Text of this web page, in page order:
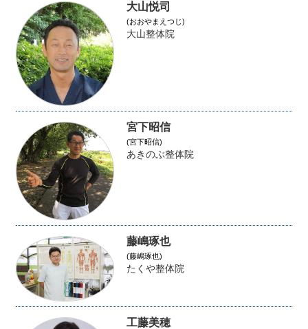
大山悦司
(おおやまえつじ)
大山整体院
宮下昭信
(宮下昭信)
あきのぶ整体院
藤嶋琢也
(藤嶋琢也)
たくや整体院
工藤美穂